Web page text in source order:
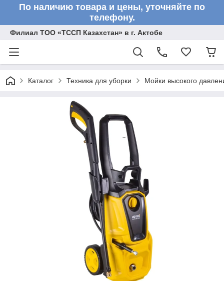
По наличию товара и цены, уточняйте по
телефону.
Филиал ТОО «ТССП Казахстан» в г. Актобе
Каталог Техника для уборки Мойки высокого